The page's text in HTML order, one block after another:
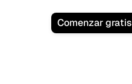
Comenzar gratis